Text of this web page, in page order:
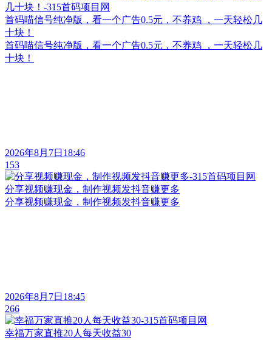
首码喵信号纯净版，看一个广告0.5元，不养鸡 ，一天轻松几
十块！
首码喵信号纯净版，看一个广告0.5元，不养鸡 ，一天轻松几
十块！
2026年8月7日18:46
153
分享视频赚现金，制作视频发抖音赚更多
分享视频赚现金，制作视频发抖音赚更多
2026年8月7日18:45
266
幸福万家直推20人每天收益30